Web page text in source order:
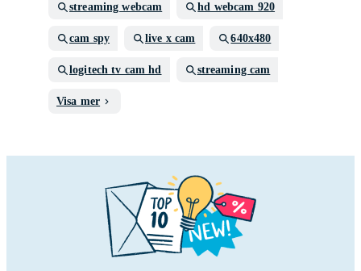
streaming webcam hd webcam 920
cam spy live x cam 640x480
logitech tv cam hd streaming cam
Visa mer